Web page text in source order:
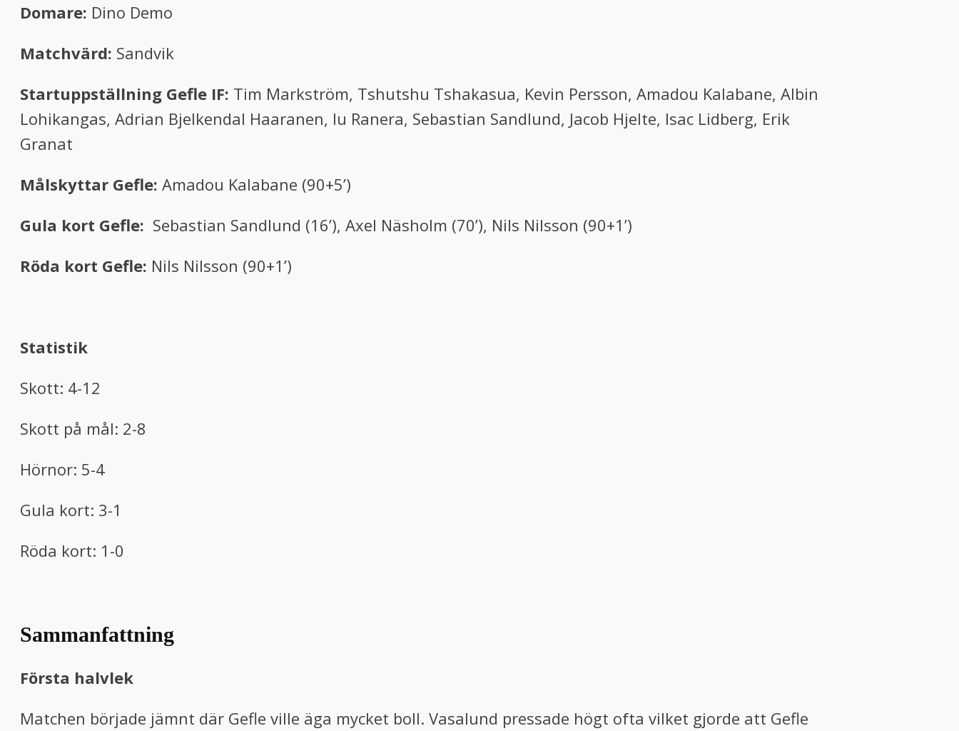
Domare: Dino Demo
Matchvärd: Sandvik
Startuppställning Gefle IF: Tim Markström, Tshutshu Tshakasua, Kevin Persson, Amadou Kalabane, Albin
Lohikangas, Adrian Bjelkendal Haaranen, Iu Ranera, Sebastian Sandlund, Jacob Hjelte, Isac Lidberg, Erik
Granat
Målskyttar Gefle: Amadou Kalabane (90+5’)
Gula kort Gefle: Sebastian Sandlund (16’), Axel Näsholm (70’), Nils Nilsson (90+1’)
Röda kort Gefle: Nils Nilsson (90+1’)
Statistik
Skott: 4-12
Skott på mål: 2-8
Hörnor: 5-4
Gula kort: 3-1
Röda kort: 1-0
Sammanfattning
Första halvlek
Matchen började jämnt där Gefle ville äga mycket boll. Vasalund pressade högt ofta vilket gjorde att Gefle